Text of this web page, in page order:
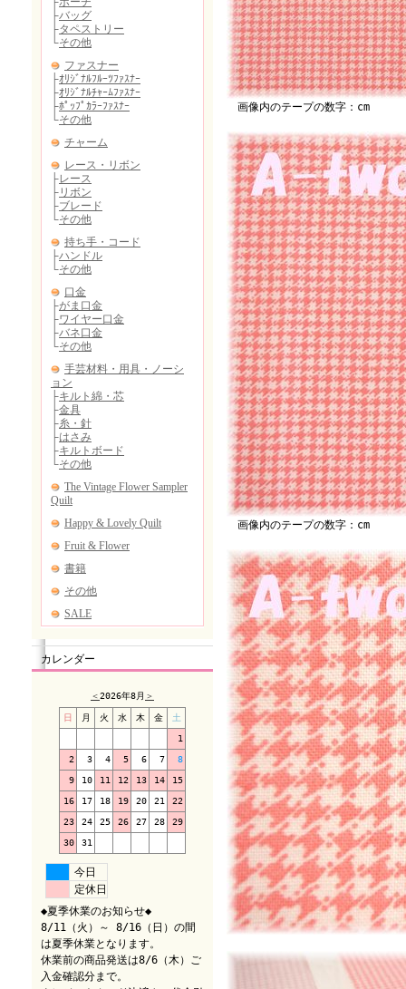
カレンダー
＜2026年8月 ＞
日 月 火 水 木 金 土
1
2 3 4 5 6 7 8
9 10 11 12 13 14 15
16 17 18 19 20 21 22
23 24 25 26 27 28 29
30 31
今日
定休日
◆夏季休業のお知らせ◆
8/11（火）～ 8/16（日）の間
は夏季休業となります。
休業前の商品発送は8/6（木）ご
入金確認分まで。
画像内のテープの数字：cm
画像内のテープの数字：cm